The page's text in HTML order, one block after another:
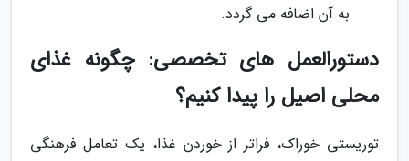
به آن اضافه می گردد.
دستورالعمل های تخصصی: چگونه غذای
محلی اصیل را پیدا کنیم؟
توریستی خوراک، فراتر از خوردن غذا، یک تعامل فرهنگی